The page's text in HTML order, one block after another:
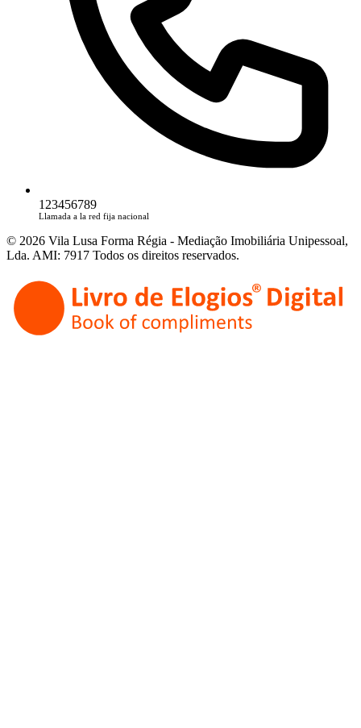
123456789
Llamada a la red fija nacional
© 2026 Vila Lusa Forma Régia - Mediação Imobiliária Unipessoal,
Lda. AMI: 7917 Todos os direitos reservados.